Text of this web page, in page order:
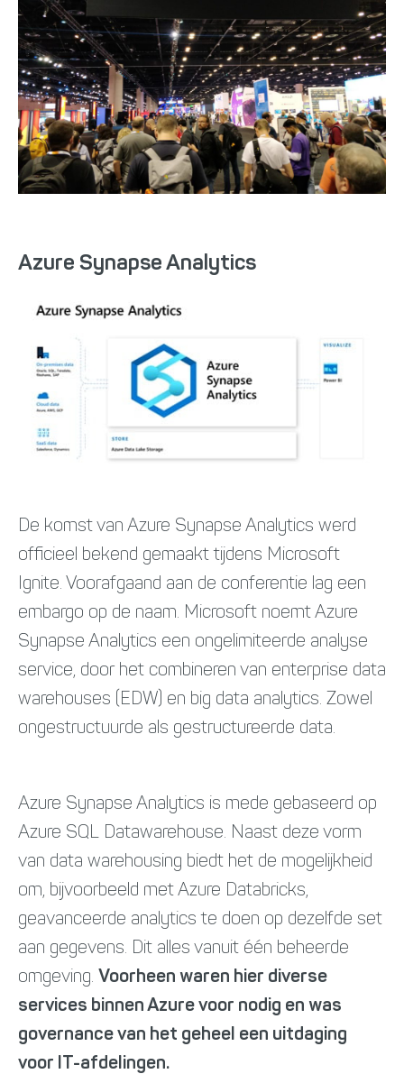
Azure Synapse Analytics
De komst van Azure Synapse Analytics werd
officieel bekend gemaakt tijdens Microsoft
Ignite. Voorafgaand aan de conferentie lag een
embargo op de naam. Microsoft noemt Azure
Synapse Analytics een ongelimiteerde analyse
service, door het combineren van enterprise data
warehouses (EDW) en big data analytics. Zowel
ongestructuurde als gestructureerde data.
Azure Synapse Analytics is mede gebaseerd op
Azure SQL Datawarehouse. Naast deze vorm
van data warehousing biedt het de mogelijkheid
om, bijvoorbeeld met Azure Databricks,
geavanceerde analytics te doen op dezelfde set
aan gegevens. Dit alles vanuit één beheerde
omgeving. Voorheen waren hier diverse
services binnen Azure voor nodig en was
governance van het geheel een uitdaging
voor IT-afdelingen.